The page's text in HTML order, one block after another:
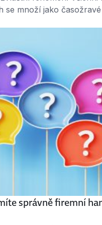
se množí jako
čas spousty lidí a
skutečně k něčemu
…
správně firemní